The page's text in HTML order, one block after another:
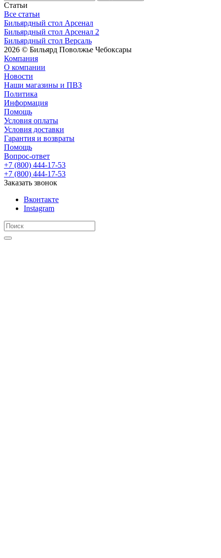
Статьи
Все статьи
Бильярдный стол Арсенал
Бильярдный стол Арсенал 2
Бильярдный стол Версаль
2026 © Бильярд Поволжье Чебоксары
Компания
О компании
Новости
Наши магазины и ПВЗ
Политика
Информация
Помощь
Условия оплаты
Условия доставки
Гарантия и возвраты
Помощь
Вопрос-ответ
+7 (800) 444-17-53
+7 (800) 444-17-53
Заказать звонок
Вконтакте
Instagram